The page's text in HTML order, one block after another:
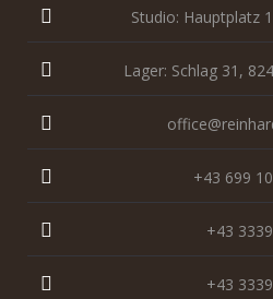
Studio: Hauptplatz
Lager: Schlag 31,
+43 699
+43
+43